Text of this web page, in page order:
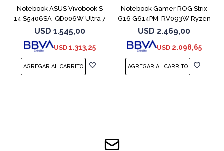
Notebook ASUS Vivobook S
14 S5406SA-QD006W Ultra 7
256V 1TB
USD 1.545,00
USD 1.313,25
Notebook Gamer ROG Strix
G16 G614PM-RV093W Ryzen
9 8940HX 1T
USD 2.469,00
USD 2.098,65